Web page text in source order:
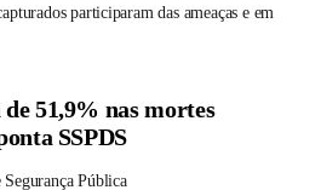
participaram das ameaças e em
51,9% nas mortes
SSPDS
Segurança Pública